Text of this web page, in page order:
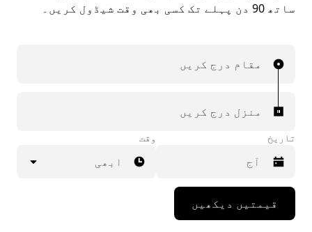
ساتھ 90 دن پہلے تک کسی بھی وقت شیڈول کریں۔
مقام درج کریں
منزل درج کریں
تاریخ
Press
down
وقت
ابھی
قیمتیں دیکھیں